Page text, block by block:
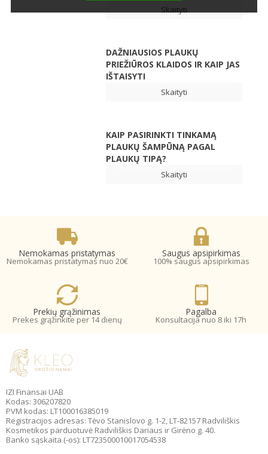
Skaityti
DAŽNIAUSIOS PLAUKŲ
PRIEŽIŪROS KLAIDOS IR KAIP JAS
IŠTAISYTI
Skaityti
KAIP PASIRINKTI TINKAMĄ
PLAUKŲ ŠAMPŪNĄ PAGAL
PLAUKŲ TIPĄ?
Skaityti
Nemokamas pristatymas
Nemokamas pristatymas nuo 20€
Saugus apsipirkimas
100% saugus apsipirkimas
Prekių grąžinimas
Prekes grąžinkite per 14 dienų
Pagalba
Konsultacija nuo 8 iki 17h
IZI Finansai UAB
Kodas: 306207820
PVM kodas: LT100016385019
Registracijos adresas: Tėvo Stanislovo g. 1-2, LT-82157 Radviliškis
Kosmetikos parduotuvė Radviliškis Dariaus ir Girėno g. 40.
Banko sąskaita (-os): LT723500010017054538